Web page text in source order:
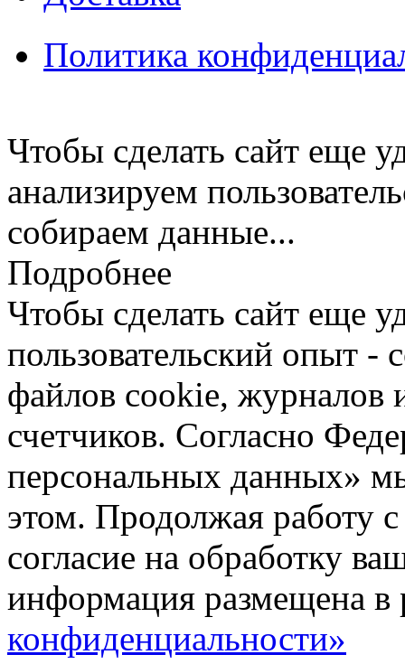
Политика
Чтобы сделать сайт еще
анализируем
собираем данные...
Подробнее
Чтобы сделать сайт еще
пользовательский опыт
файлов cookie, журналов
счетчиков. Согласно
персональных данных»
этом. Продолжая работу
согласие на обработку
информация размещена в
конфиденциальности»